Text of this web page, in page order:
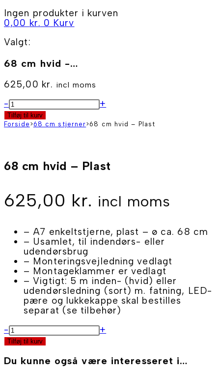
Ingen produkter i kurven
0,00 kr. 0 Kurv
Valgt:
68 cm hvid -…
625,00 kr. incl moms
68
cm
hvid
- +
Tilføj til kurv
Forside >68 cm stjerner>68 cm hvid – Plast
68 cm hvid – Plast
625,00 kr. incl moms
– A7 enkeltstjerne, plast – ø ca. 68 cm
– Usamlet, til indendørs- eller
udendørsbrug
– Monteringsvejledning vedlagt
– Montageklammer er vedlagt
– Vigtigt: 5 m inden- (hvid) eller
udendørsledning (sort) m. fatning, LED-
pære og lukkekappe skal bestilles
separat (se tilbehør)
68
cm
hvid
-
Plast
- +
Tilføj til kurv
Du kunne også være interesseret i…